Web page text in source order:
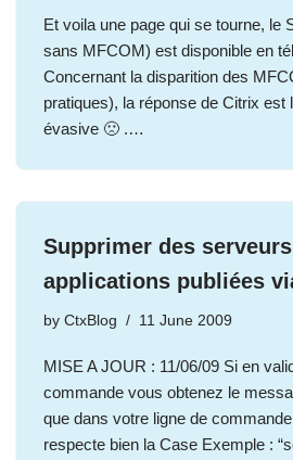
Et voila une page qui se tourne, le
sans MFCOM) est disponible en
Concernant la disparition des
pratiques), la réponse de Citrix
évasive 🙁 .…
Supprimer des
applications publiées
by CtxBlog 11 June 2009
MISE A JOUR : 11/06/09 Si en
commande vous obtenez le
que dans votre ligne de
respecte bien la Case Exemple :